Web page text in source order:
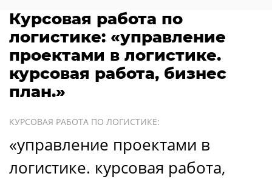
Курсовая работа по
логистике: «управление
проектами в логистике.
курсовая работа, бизнес
план.»
КУРСОВАЯ РАБОТА ПО ЛОГИСТИКЕ:
«управление проектами в
логистике. курсовая работа,